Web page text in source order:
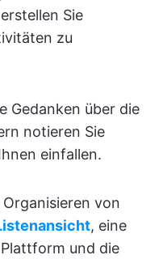
Sie
zu
Gedanken über die
notieren Sie
einfallen.
von
, eine
und die